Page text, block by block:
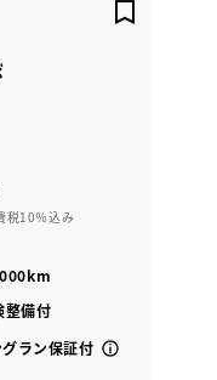
税10％込み
整備付
ラン保証付